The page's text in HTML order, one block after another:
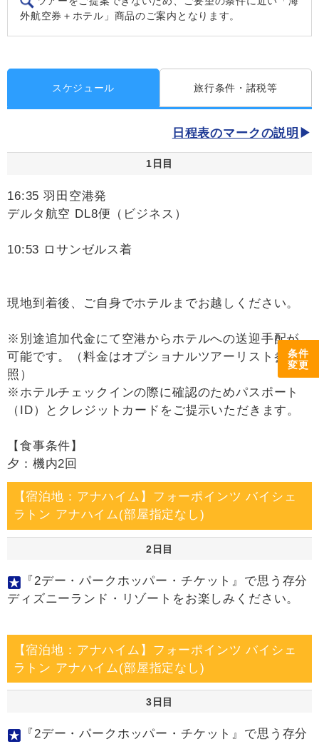
条件
変更
外航空券＋ホテル」商品のご案内となります。
スケジュール 旅行条件・諸税等
日程表のマークの説明
1日目
16:35 羽田空港発
デルタ航空 DL8便（ビジネス）
10:53 ロサンゼルス着
現地到着後、ご自身でホテルまでお越しください。
※別途追加代金にて空港からホテルへの送迎手配が
可能です。（料金はオプショナルツアーリスト参
照）
※ホテルチェックインの際に確認のためパスポート
（ID）とクレジットカードをご提示いただきます。
【食事条件】
夕：機内2回
【宿泊地：アナハイム】フォーポインツ バイシェ
ラトン アナハイム(部屋指定なし)
2日目
『2デー・パークホッパー・チケット』で思う存分
ディズニーランド・リゾートをお楽しみください。
【宿泊地：アナハイム】フォーポインツ バイシェ
ラトン アナハイム(部屋指定なし)
3日目
『2デー・パークホッパー・チケット』で思う存分